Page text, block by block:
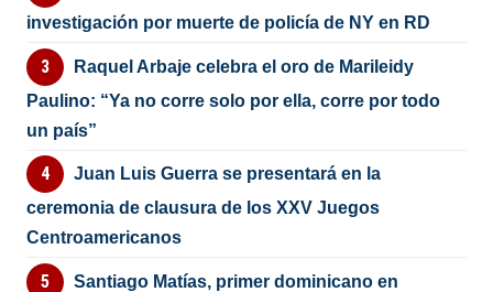
investigación por muerte de policía de NY en RD
Raquel Arbaje celebra el oro de Marileidy
Paulino: “Ya no corre solo por ella, corre por todo
un país”
Juan Luis Guerra se presentará en la
ceremonia de clausura de los XXV Juegos
Centroamericanos
Santiago Matías, primer dominicano en